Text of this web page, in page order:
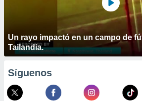
Un rayo impactó en un campo de
Tailandia.
Síguenos